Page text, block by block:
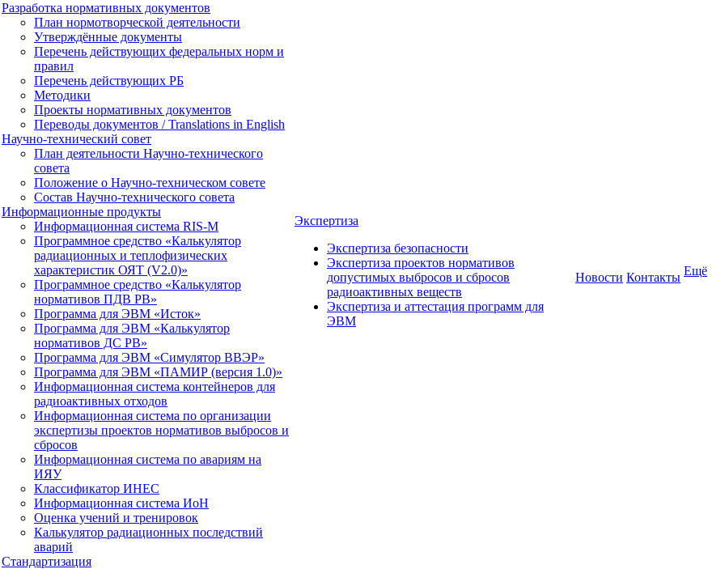
Разработка нормативных документов
План нормотворческой деятельности
Утверждённые документы
Перечень действующих федеральных норм и
правил
Перечень действующих РБ
Методики
Проекты нормативных документов
Переводы документов / Translations in English
Научно-технический совет
План деятельности Научно-технического
совета
Положение о Научно-техническом совете
Состав Научно-технического совета
Информационные продукты
Информационная система RIS-M
Программное средство «Калькулятор
радиационных и теплофизических
характеристик ОЯТ (V2.0)»
Программное средство «Калькулятор
нормативов ПДВ РВ»
Программа для ЭВМ «Исток»
Программа для ЭВМ «Калькулятор
нормативов ДС РВ»
Программа для ЭВМ «Симулятор ВВЭР»
Программа для ЭВМ «ПАМИР (версия 1.0)»
Информационная система контейнеров для
радиоактивных отходов
Информационная система по организации
экспертизы проектов нормативов выбросов и
сбросов
Информационная система по авариям на
ИЯУ
Классификатор ИНЕС
Информационная система ИоН
Оценка учений и тренировок
Калькулятор радиационных последствий
аварий
Стандартизация
Экспертиза
Экспертиза безопасности
Экспертиза проектов нормативов
допустимых выбросов и сбросов
радиоактивных веществ
Экспертиза и аттестация программ для
ЭВМ
Новости Контакты Ещё